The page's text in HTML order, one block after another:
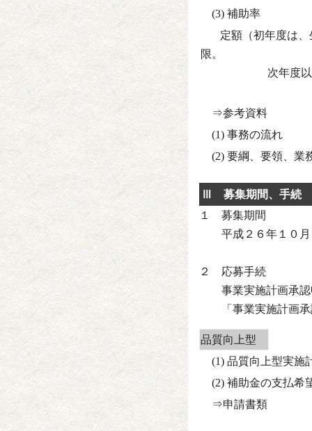
(3) 補助率
定額（初年度は
限。
次年度以降は
⇒参考資料
(1) 事務
(2) 要綱、要領、業
募集期間、手続
１ 募集期間
平成２６年１０月
２ 応募手続
事業実施計画承認
「事業実施計画承
品質向上型
(1) 品質向上型実施
(2) 補助金の支払希
⇒申